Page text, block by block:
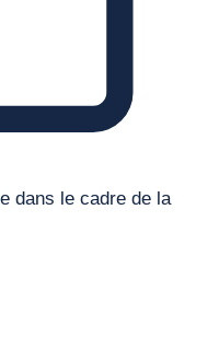
dans le cadre de la